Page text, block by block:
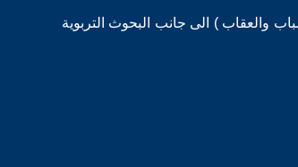
والعقاب ) الى جانب البحوث التربوية